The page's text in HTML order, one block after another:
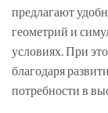
предлагают
геометрий и
условиях. При
благодаря
потребности в